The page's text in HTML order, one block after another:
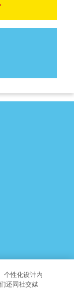
个性化设计内
还同社交媒